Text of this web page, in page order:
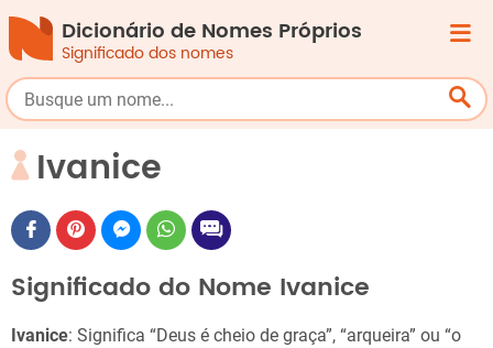
Dicionário de Nomes Próprios
Significado dos nomes
Ivanice
Significado do Nome Ivanice
Ivanice: Significa “Deus é cheio de graça”, “arqueira” ou “o